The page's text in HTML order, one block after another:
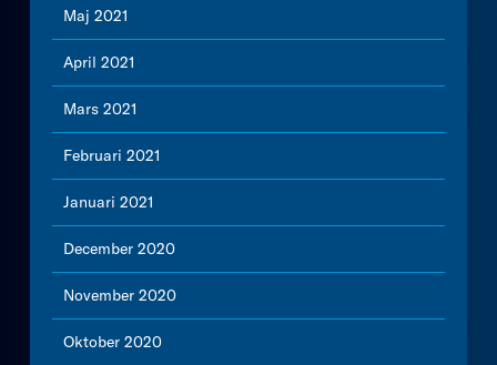
Maj 2021
April 2021
Mars 2021
Februari 2021
Januari 2021
December 2020
November 2020
Oktober 2020